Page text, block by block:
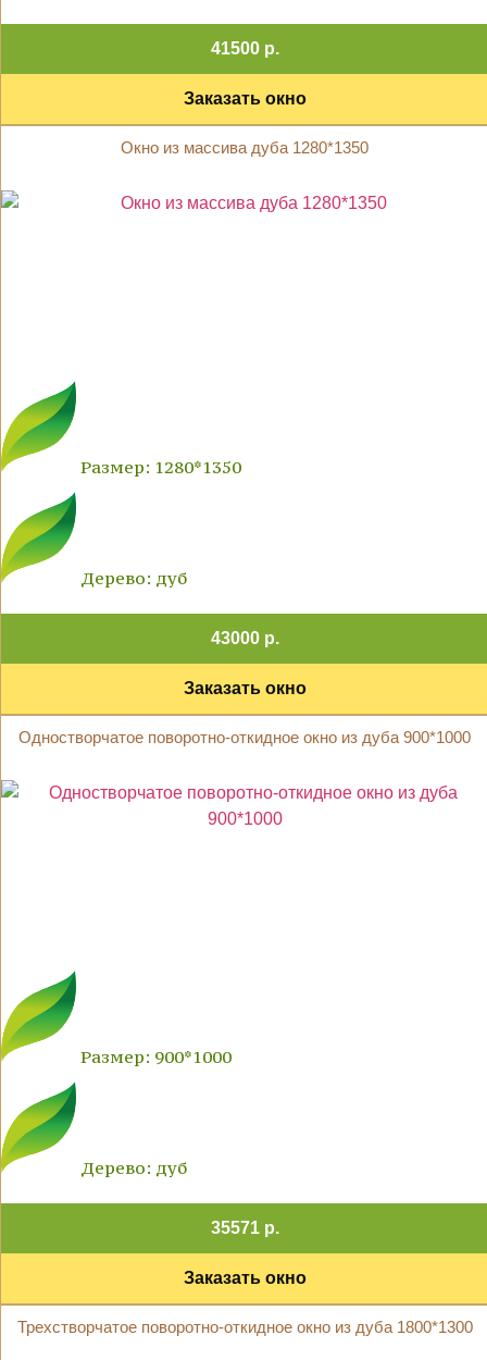
41500 р.
Заказать окно
Окно из массива дуба 1280*1350
Размер: 1280*1350
Дерево: дуб
43000 р.
Заказать окно
Одностворчатое поворотно-откидное окно из дуба 900*1000
Размер: 900*1000
Дерево: дуб
35571 р.
Заказать окно
Трехстворчатое поворотно-откидное окно из дуба 1800*1300